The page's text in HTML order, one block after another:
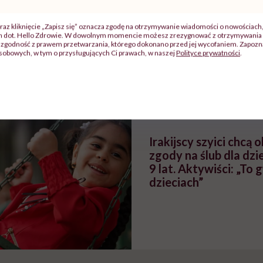
"Jestem w ciąży, co mi się
należy?". Headhunter o
Wkrótce nowa
Instrukcja". Tym
warsztat
Irakijscy szyici chcą
zgody na ślub dla
9 lat. Aktywiści: „To
dzieciach”
kliknięcie „Zapisz się” oznacza zgodę na otrzymywanie wiadomości o
dot. Hello Zdrowie. W dowolnym momencie możesz zrezygnować z
zgodność z prawem przetwarzania, którego dokonano przed jej wycofaniem.
w tym o przysługujących Ci prawach, w naszejPolityce prywatności.